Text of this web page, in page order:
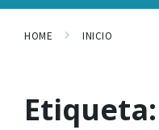
HOME INICIO
Etiqueta: